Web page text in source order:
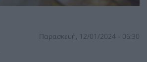
Παρασκευή, 12/01/2024 - 06:30